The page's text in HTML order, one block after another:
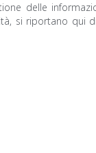
delle
si riportano qui